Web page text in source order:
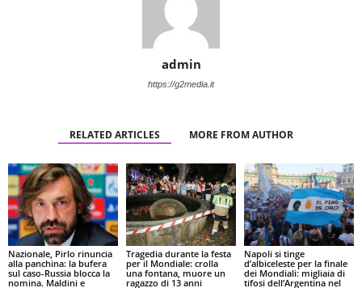
admin
https://g2media.it
RELATED ARTICLES MORE FROM AUTHOR
Nazionale, Pirlo rinuncia
alla panchina: la bufera
sul caso-Russia blocca la
nomina. Maldini e
Tragedia durante la festa
per il Mondiale: crolla
una fontana, muore un
ragazzo di 13 anni
Napoli si tinge
d’albiceleste per la finale
dei Mondiali: migliaia di
tifosi dell’Argentina nel